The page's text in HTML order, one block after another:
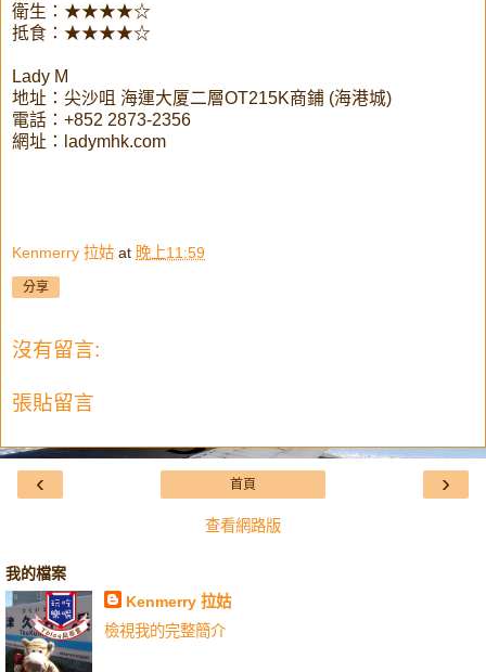
衛生：★★★★☆
抵食：★★★★☆
Lady M
地址：尖沙咀 海運大厦二層OT215K商鋪 (海港城)
電話：+852 2873-2356
網址：ladymhk.com
Kenmerry 拉姑 at 晚上11:59
分享
沒有留言:
張貼留言
‹ ›
首頁
查看網路版
我的檔案
Kenmerry 拉姑
檢視我的完整簡介